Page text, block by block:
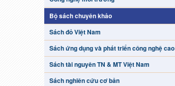
Bộ sách chuyên khảo
Sách đỏ Việt Nam
Sách ứng dụng và phát triển công nghệ cao
Sách tài nguyên TN & MT Việt Nam
Sách nghiên cứu cơ bản